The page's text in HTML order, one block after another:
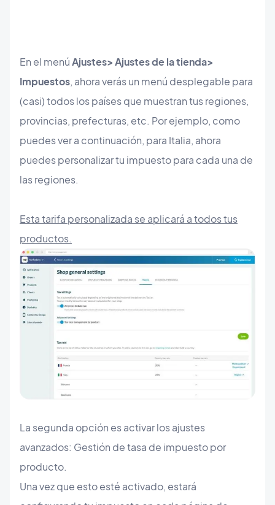
En el menúAjustes> Ajustes de la tienda>
Impuestos, ahora verás un menú desplegable para
(casi) todos los países que muestran tus regiones,
provincias, prefecturas, etc. Por ejemplo, como
puedes ver a continuación, para Italia, ahora
puedes personalizar tu impuesto para cada una de
las regiones.
Esta tarifa personalizada se aplicará a todos tus
productos.
La segunda opción es activar los ajustes
avanzados: Gestión de tasa de impuesto por
producto.
Una vez que esto esté activado, estará